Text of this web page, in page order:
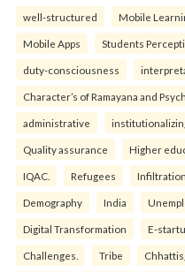
well-structured Mobile
Mobile Apps Students
duty-consciousness
Character’s of Ramayana and
administrative
Quality assurance Higher
IQAC. Refugees Infiltration
Demography India
Digital Transformation E-
Challenges. Tribe